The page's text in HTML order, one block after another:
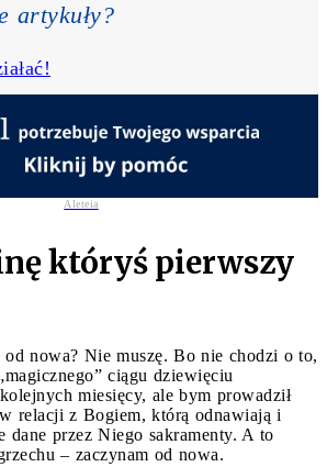
artykuły?
Aleteia
któryś pierwszy
od nowa? Nie muszę. Bo nie chodzi o to,
ciągu dziewięciu
miesięcy, ale bym prowadził
relacji z Bogiem, którą odnawiają i
dane przez Niego sakramenty. A to
– zaczynam od nowa.